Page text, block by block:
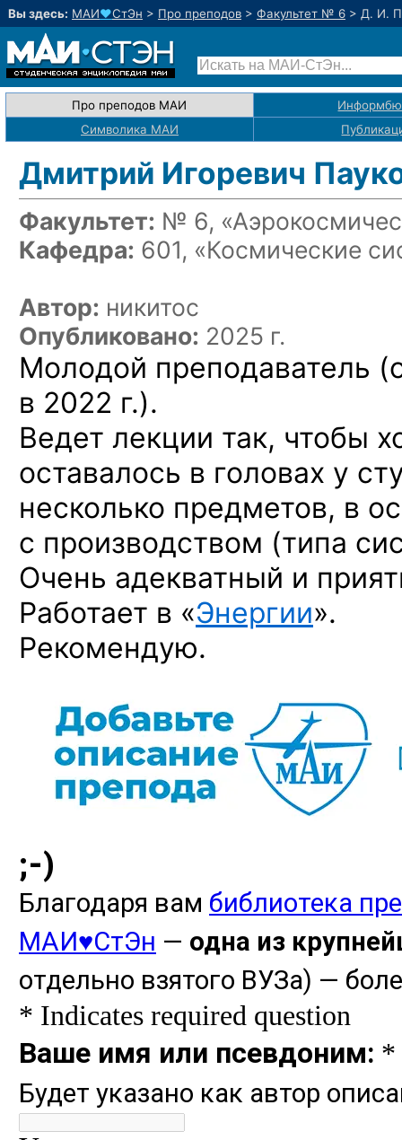
Вы здесь: МАИ♥СтЭн > Про преподов > Факультет № 6 > Д. И.
Про преподов МАИ
Символика МАИ
Дмитрий Игоревич
Факультет: № 6,
Кафедра: 601, «Космические
Автор: никитос
Опубликовано: 2025 г.
Молодой преподаватель
в 2022 г.).
Ведет лекции так, чтобы
оставалось в головах у
несколько предметов, в
с производством (типа
Очень адекватный и
Работает в «Энергии».
Рекомендую.